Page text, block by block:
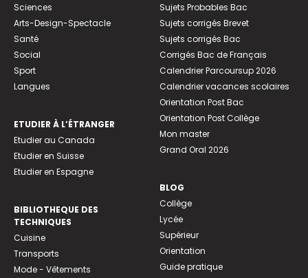
Sciences
Arts-Design-Spectacle
Santé
Social
Sport
Langues
ETUDIER À L’ÉTRANGER
Etudier au Canada
Etudier en Suisse
Etudier en Espagne
BIBLIOTHEQUE DES
TECHNIQUES
Cuisine
Transports
Mode - Vêtements
Sujets Probables Bac
Sujets corrigés Brevet
Sujets corrigés Bac
Corrigés Bac de Français
Calendrier Parcoursup 2026
Calendrier vacances scolaires
Orientation Post Bac
Orientation Post Collège
Mon master
Grand Oral 2026
BLOG
Collège
Lycée
Supérieur
Orientation
Guide pratique